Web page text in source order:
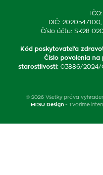
DIČ:
Číslo účtu: SK28
Kód poskytovateľa
Číslo povolenia na
starostlivosti: 03886/2024/
© 2026 Všetky práva
MI:SU Design- Tvoríme